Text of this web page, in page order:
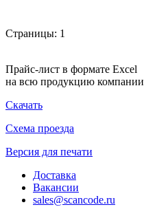
Страницы: 1
Прайс-лист в формате Excel
на всю продукцию компании
Скачать
Схема проезда
Версия для печати
Доставка
Вакансии
sales@scancode.ru